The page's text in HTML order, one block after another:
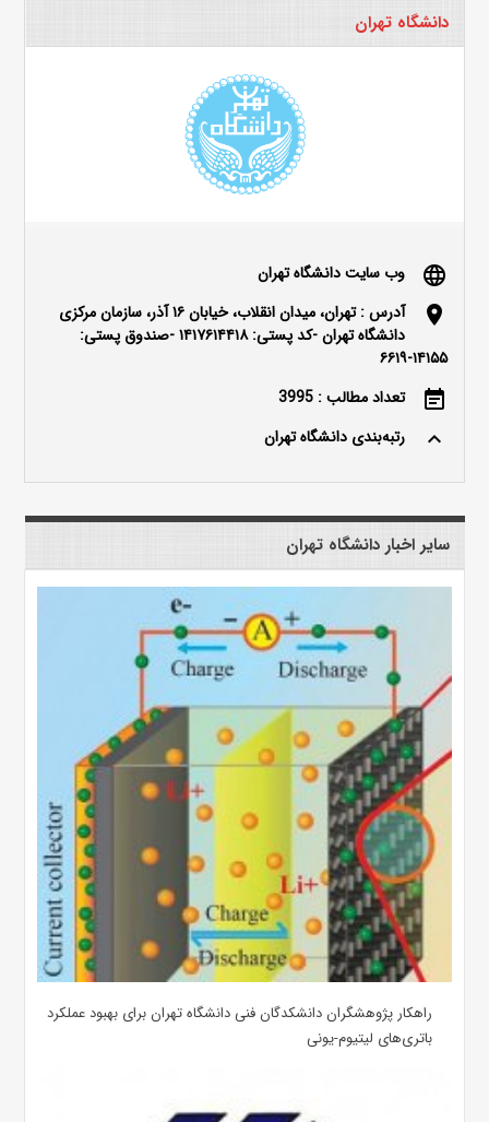
دانشگاه تهران
language وب سایت دانشگاه تهران
location_on
آدرس : تهران، میدان انقلاب، خیابان ۱۶ آذر، سازمان مرکزی
دانشگاه تهران -کد پستی: ۱۴۱۷۶۱۴۴۱۸ -صندوق پستی:
۱۴۱۵۵-۶۶۱۹
event_note تعداد مطالب : 3995
keyboard_arrow_up رتبه‌بندی دانشگاه تهران
سایر اخبار دانشگاه تهران
راهکار پژوهشگران دانشکدگان فنی دانشگاه تهران برای بهبود عملکرد
باتری‌های لیتیوم-یونی